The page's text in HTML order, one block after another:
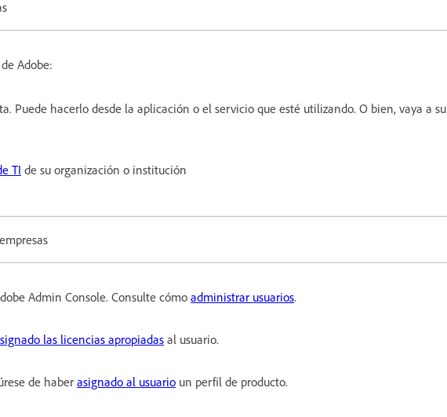
Adobe:
Puede hacerlo desde la aplicación o el servicio que esté utilizando. O bien, vaya a su
TI de su organización o institución
Admin Console. Consulte cómo administrar usuarios.
las licencias apropiadas al usuario.
de haberasignado al usuario un perfil de producto.